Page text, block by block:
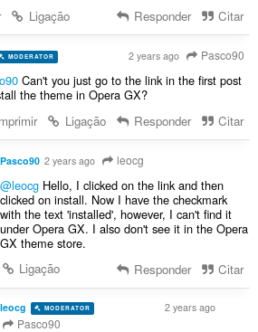
Ligação Responder Citar
MODERATOR 2 years ago Pasco90
Can't you just go to the link in the first post
the theme in Opera GX?
Ligação Responder Citar
Pasco90 2 years ago leocg
@leocgHello, I clicked on the link and then
clicked on install. Now I have the checkmark
with the text 'installed', however, I can't find it
under Opera GX. I also don't see it in the Opera
GX theme store.
Ligação
Responder Citar
leocg MODERATOR 2 years ago
Pasco90